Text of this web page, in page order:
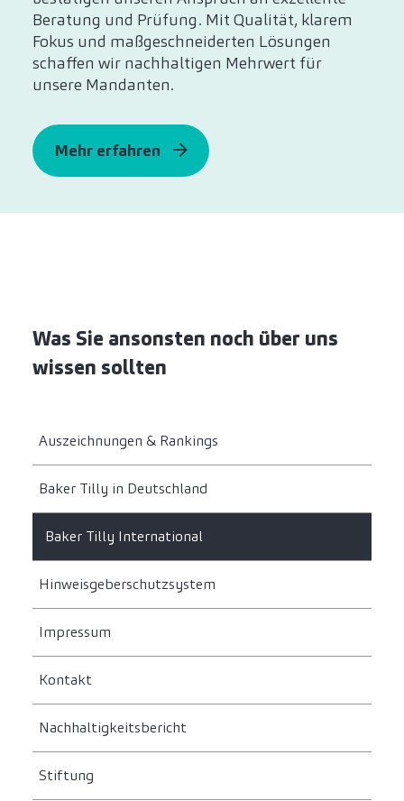
Beratung und Prüfung. Mit Qualität, klarem
Fokus und maßgeschneiderten Lösungen
schaffen wir nachhaltigen Mehrwert für
unsere Mandanten.
Mehr erfahren
Was Sie ansonsten noch über uns
wissen sollten
Auszeichnungen & Rankings
Baker Tilly in Deutschland
Baker Tilly International
Hinweisgeberschutzsystem
Impressum
Kontakt
Nachhaltigkeitsbericht
Stiftung